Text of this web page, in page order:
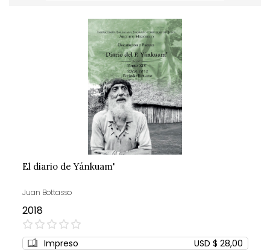
El diario de Yánkuam'
Juan Bottasso
2018
0%
Impreso
USD $ 28,00